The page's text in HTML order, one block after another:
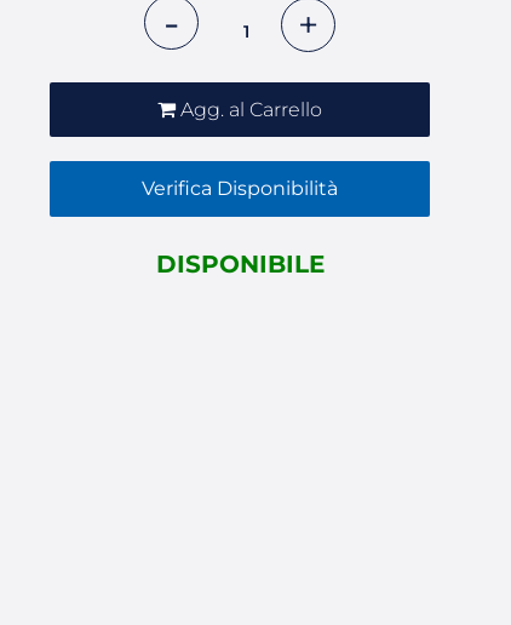
Quantità
Agg. al Carrello
Verifica Disponibilità
DISPONIBILE